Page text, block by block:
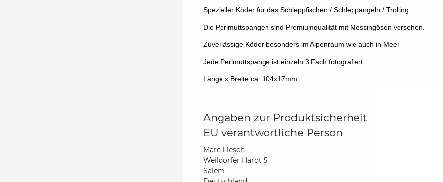
Spezieller Köder für das Schleppfischen / Schleppangeln / Trolling
Die Perlmuttspangen sind Premiumqualität mit Messingösen versehen.
Zuverlässige Köder besonders im Alpenraum wie auch in Meer
Jede Perlmuttspange ist einzeln 3 Fach fotografiert.
Länge x Breite ca. 104x17mm
Angaben zur Produktsicherheit
EU verantwortliche Person
Marc Flesch
Weildorfer Hardt 5
Salem